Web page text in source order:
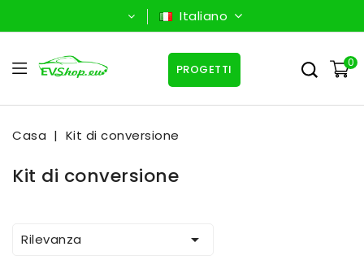
Italiano
0
PROGETTI
Casa Kit di conversione
Kit di conversione
Rilevanza 